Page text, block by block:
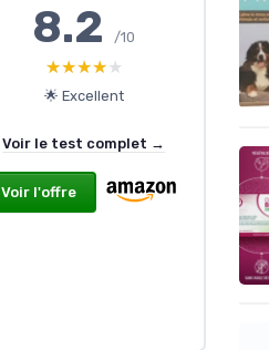
8.2/10
★★★★★
★★★★★
🌟 Excellent
Voir le test complet →
Voir l'offre